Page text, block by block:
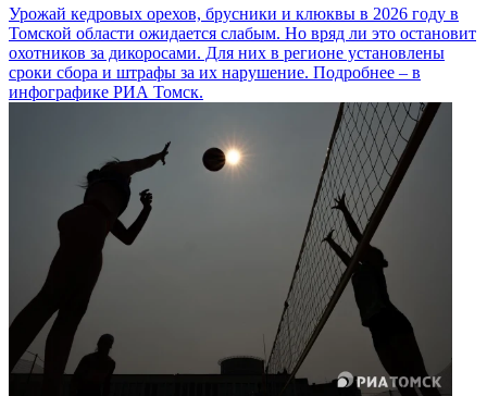
Урожай кедровых орехов, брусники и клюквы в 2026 году в
Томской области ожидается слабым. Но вряд ли это остановит
охотников за дикоросами. Для них в регионе установлены
сроки сбора и штрафы за их нарушение. Подробнее – в
инфографике РИА Томск.